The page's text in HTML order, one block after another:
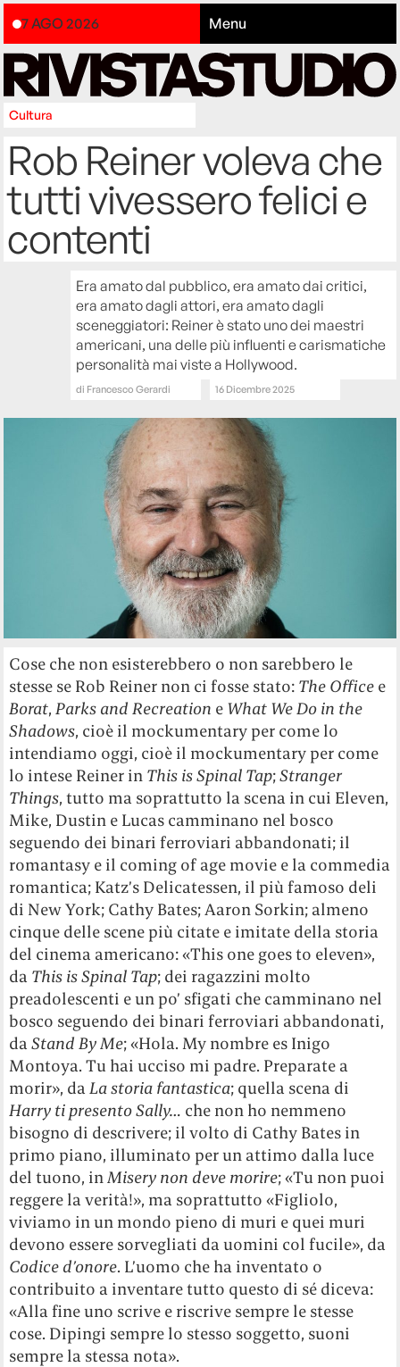
7 AGO 2026 Menu
Cultura
Rob Reiner voleva che
tutti vivessero felici e
contenti
Era amato dal pubblico, era amato dai critici,
era amato dagli attori, era amato dagli
sceneggiatori: Reiner è stato uno dei maestri
americani, una delle più influenti e carismatiche
personalità mai viste a Hollywood.
di Francesco Gerardi 16 Dicembre 2025
Cose che non esisterebbero o non sarebbero le
stesse se Rob Reiner non ci fosse stato: The Office e
Borat,Parks and Recreation e What We Do in the
Shadows, cioè il mockumentary per come lo
intendiamo oggi, cioè il mockumentary per come
lo intese Reiner in This is Spinal Tap;Stranger
Things, tutto ma soprattutto la scena in cui Eleven,
Mike, Dustin e Lucas camminano nel bosco
seguendo dei binari ferroviari abbandonati; il
romantasy e il coming of age movie e la commedia
romantica; Katz’s Delicatessen, il più famoso deli
di New York; Cathy Bates; Aaron Sorkin; almeno
cinque delle scene più citate e imitate della storia
del cinema americano: «This one goes to eleven»,
da This is Spinal Tap; dei ragazzini molto
preadolescenti e un po’ sfigati che camminano nel
bosco seguendo dei binari ferroviari abbandonati,
daStand By Me; «Hola. My nombre es Inigo
Montoya. Tu hai ucciso mi padre. Preparate a
morir», daLa storia fantastica; quella scena di
Harry ti presento Sally… che non ho nemmeno
bisogno di descrivere; il volto di Cathy Bates in
primo piano, illuminato per un attimo dalla luce
del tuono, inMisery non deve morire; «Tu non puoi
reggere la verità!», ma soprattutto «Figliolo,
viviamo in un mondo pieno di muri e quei muri
devono essere sorvegliati da uomini col fucile», da
Codice d’onore. L’uomo che ha inventato o
contribuito a inventare tutto questo di sé diceva:
«Alla fine uno scrive e riscrive sempre le stesse
cose. Dipingi sempre lo stesso soggetto, suoni
sempre la stessa nota».